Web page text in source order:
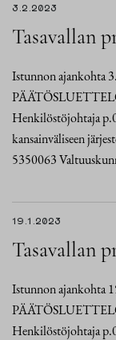
3.2.2023
Tasavallan
Istunnon ajankohta
Henkilöstöjohtaja
kansainväliseen
5350063
19.1.2023
Tasavallan
Istunnon ajankohta
Henkilöstöjohtaja